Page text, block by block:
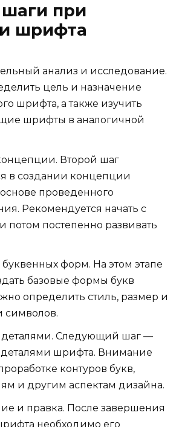
при
шрифта
анализ и исследование.
цель и назначение
шрифта, а также изучить
шрифты в аналогичной
Второй шаг
в создании концепции
проведенного
Рекомендуется начать с
потом постепенно развивать
буквенных форм. На этом этапе
базовые формы букв
определить стиль, размер и
символов.
деталями. Следующий шаг —
деталями шрифта. Внимание
контуров букв,
и другим аспектам дизайна.
и правка. После завершения
необходимо его